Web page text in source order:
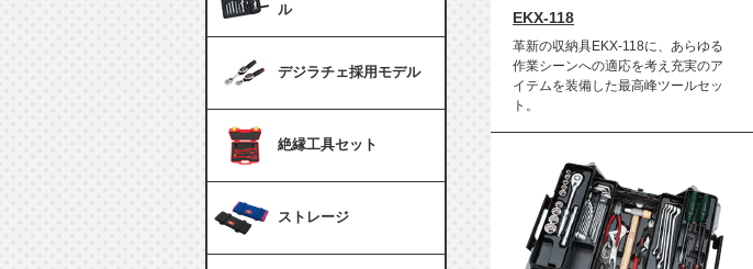
EKX-118
革新の収納具EKX‐118に、あらゆる
作業シーンへの適応を考え充実のア
イテムを装備した最高峰ツールセッ
ト。
ル
デジラチェ採用モデル
絶縁工具セット
ストレージ